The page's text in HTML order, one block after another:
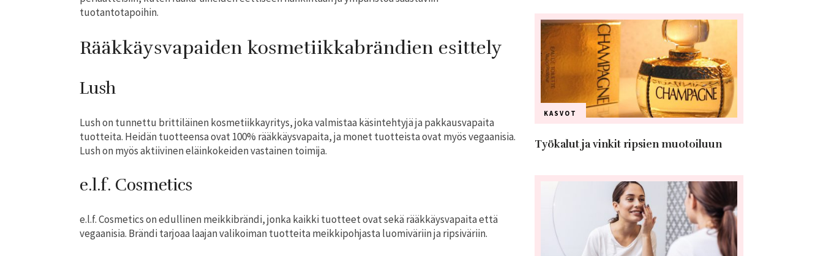
tuotantotapoihin.
Rääkkäysvapaiden kosmetiikkabrändien esittely
Lush
Lush on tunnettu brittiläinen kosmetiikkayritys, joka valmistaa käsintehtyjä ja pakkausvapaita
tuotteita. Heidän tuotteensa ovat 100% rääkkäysvapaita, ja monet tuotteista ovat myös vegaanisia.
Lush on myös aktiivinen eläinkokeiden vastainen toimija.
e.l.f. Cosmetics
e.l.f. Cosmetics on edullinen meikkibrändi, jonka kaikki tuotteet ovat sekä rääkkäysvapaita että
vegaanisia. Brändi tarjoaa laajan valikoiman tuotteita meikkipohjasta luomiväriin ja ripsiväriin.
KASVOT
Työkalut ja vinkit ripsien muotoiluun